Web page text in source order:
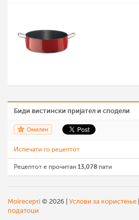
Биди вистински пријател и сподели
Омилен
Испечати го рецептот
Рецептот е прочитан 13,078 пати
Moirecepti © 2026 | Услови за користење
податоци